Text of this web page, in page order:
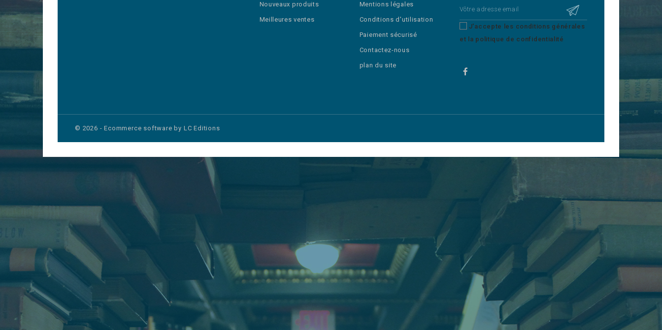
Nouveaux produits
Meilleures ventes
Mentions légales
Conditions d'utilisation
Paiement sécurisé
Contactez-nous
plan du site
J'accepte les conditions générales
et la politique de confidentialité
© 2026 - Ecommerce software by LC Editions